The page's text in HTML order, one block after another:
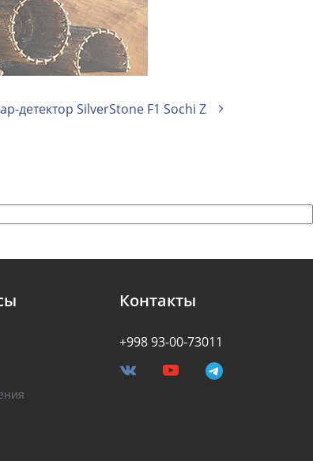
детектор SilverStone F1 Sochi Z
Контакты
+998 93-00-73011